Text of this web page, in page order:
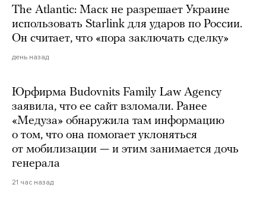
The Atlantic: Маск не разрешает Украине
использовать Starlink для ударов по России.
Он считает, что «пора заключать сделку»
день назад
Юрфирма Budovnits Family Law Agency
заявила, что ее сайт взломали. Ранее
«Медуза» обнаружила там информацию
о том, что она помогает уклоняться
от мобилизации — и этим занимается дочь
генерала
21 час назад